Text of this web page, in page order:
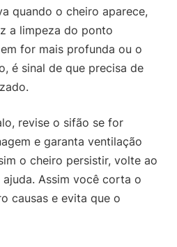
quando o cheiro aparece,
a limpeza do ponto
for mais profunda ou o
é sinal de que precisa de
revise o sifão se for
e garanta ventilação
o cheiro persistir, volte ao
Assim você corta o
causas e evita que o